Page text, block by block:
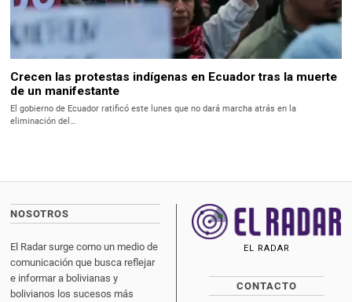
Crecen las protestas indígenas en Ecuador tras la muerte
de un manifestante
El gobierno de Ecuador ratificó este lunes que no dará marcha atrás en la
eliminación del…
NOSOTROS
El Radar surge como un medio de
comunicación que busca reflejar
e informar a bolivianas y
bolivianos los sucesos más
EL RADAR
CONTACTO